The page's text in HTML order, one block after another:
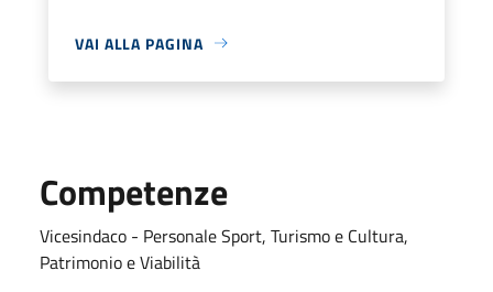
VAI ALLA PAGINA
Competenze
Vicesindaco - Personale Sport, Turismo e Cultura,
Patrimonio e Viabilità